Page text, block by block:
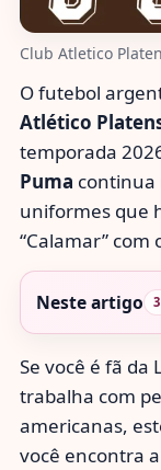
Club Atletico
O futebol
Atlético
temporada
Puma
uniformes que
“Calamar”
Neste artigo
Se você é fã da
trabalha com
americanas,
você encontra